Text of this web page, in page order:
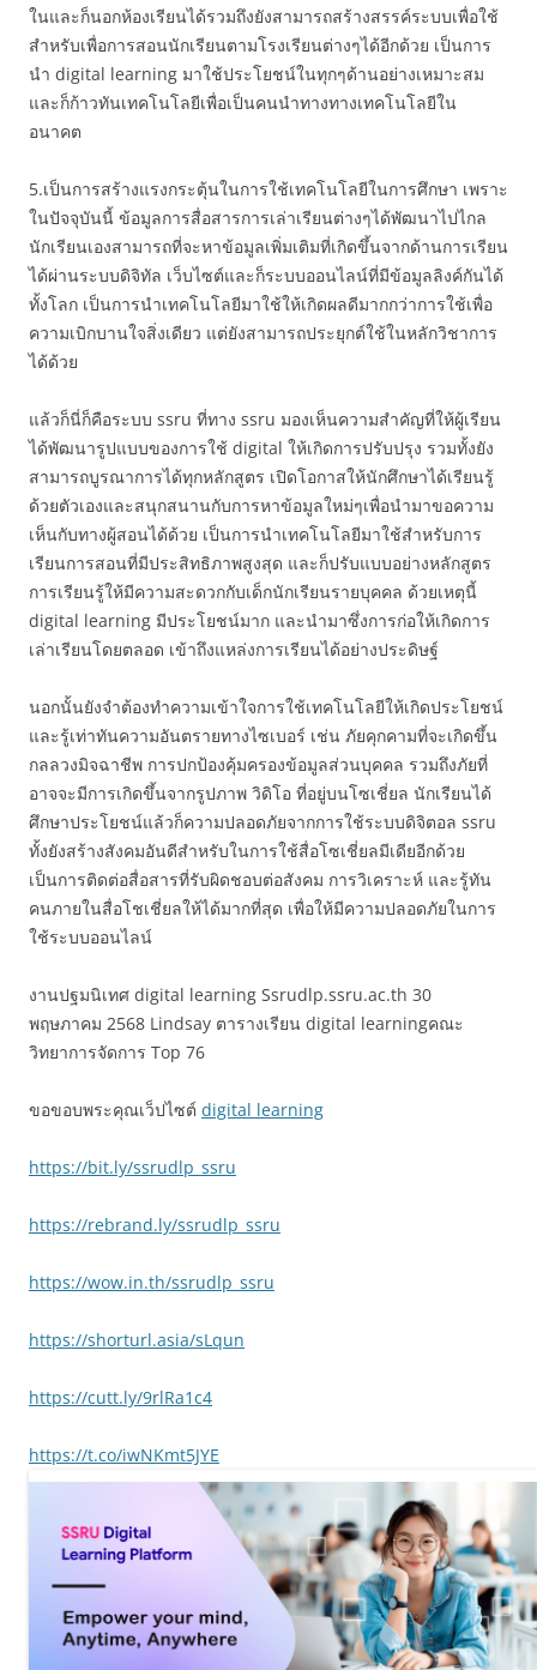
ในและก็นอกห้องเรียนได้รวมถึงยังสามารถสร้างสรรค์ระบบเพื่อใช้
สำหรับเพื่อการสอนนักเรียนตามโรงเรียนต่างๆได้อีกด้วย เป็นการ
นำ digital learning มาใช้ประโยชน์ในทุกๆด้านอย่างเหมาะสม
และก็ก้าวทันเทคโนโลยีเพื่อเป็นคนนำทางทางเทคโนโลยีใน
อนาคต
5.เป็นการสร้างแรงกระตุ้นในการใช้เทคโนโลยีในการศึกษา เพราะ
ในปัจจุบันนี้ ข้อมูลการสื่อสารการเล่าเรียนต่างๆได้พัฒนาไปไกล
นักเรียนเองสามารถที่จะหาข้อมูลเพิ่มเติมที่เกิดขึ้นจากด้านการเรียน
ได้ผ่านระบบดิจิทัล เว็บไซต์และก็ระบบออนไลน์ที่มีข้อมูลลิงค์กันได้
ทั้งโลก เป็นการนำเทคโนโลยีมาใช้ให้เกิดผลดีมากกว่าการใช้เพื่อ
ความเบิกบานใจสิ่งเดียว แต่ยังสามารถประยุกต์ใช้ในหลักวิชาการ
ได้ด้วย
แล้วก็นี่ก็คือระบบ ssru ที่ทาง ssru มองเห็นความสำคัญที่ให้ผู้เรียน
ได้พัฒนารูปแบบของการใช้ digital ให้เกิดการปรับปรุง รวมทั้งยัง
สามารถบูรณาการได้ทุกหลักสูตร เปิดโอกาสให้นักศึกษาได้เรียนรู้
ด้วยตัวเองและสนุกสนานกับการหาข้อมูลใหม่ๆเพื่อนำมาขอความ
เห็นกับทางผู้สอนได้ด้วย เป็นการนำเทคโนโลยีมาใช้สำหรับการ
เรียนการสอนที่มีประสิทธิภาพสูงสุด และก็ปรับแบบอย่างหลักสูตร
การเรียนรู้ให้มีความสะดวกกับเด็กนักเรียนรายบุคคล ด้วยเหตุนี้
digital learning มีประโยชน์มาก และนำมาซึ่งการก่อให้เกิดการ
เล่าเรียนโดยตลอด เข้าถึงแหล่งการเรียนได้อย่างประดิษฐ์
นอกนั้นยังจำต้องทำความเข้าใจการใช้เทคโนโลยีให้เกิดประโยชน์
และรู้เท่าทันความอันตรายทางไซเบอร์ เช่น ภัยคุกคามที่จะเกิดขึ้น
กลลวงมิจฉาชีพ การปกป้องคุ้มครองข้อมูลส่วนบุคคล รวมถึงภัยที่
อาจจะมีการเกิดขึ้นจากรูปภาพ วิดิโอ ที่อยู่บนโซเชี่ยล นักเรียนได้
ศึกษาประโยชน์แล้วก็ความปลอดภัยจากการใช้ระบบดิจิตอล ssru
ทั้งยังสร้างสังคมอันดีสำหรับในการใช้สื่อโซเชี่ยลมีเดียอีกด้วย
เป็นการติดต่อสื่อสารที่รับผิดชอบต่อสังคม การวิเคราะห์ และรู้ทัน
คนภายในสื่อโชเชี่ยลให้ได้มากที่สุด เพื่อให้มีความปลอดภัยในการ
ใช้ระบบออนไลน์
งานปฐมนิเทศ digital learning Ssrudlp.ssru.ac.th 30
พฤษภาคม 2568 Lindsay ตารางเรียน digital learningคณะ
วิทยาการจัดการ Top 76
ขอขอบพระคุณเว็ปไซต์ digital learning
https://bit.ly/ssrudlp_ssru
https://rebrand.ly/ssrudlp_ssru
https://wow.in.th/ssrudlp_ssru
https://shorturl.asia/sLqun
https://cutt.ly/9rlRa1c4
https://t.co/iwNKmt5JYE